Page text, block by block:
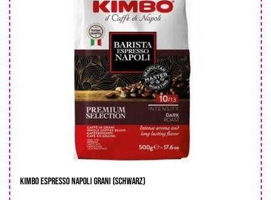
KIMBO Espresso Napoli Grani (Schwarz)